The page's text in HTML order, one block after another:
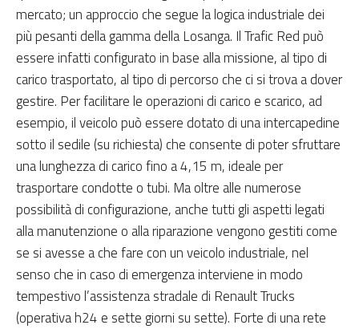
mercato; un approccio che segue la logica industriale dei
più pesanti della gamma della Losanga. Il Trafic Red può
essere infatti configurato in base alla missione, al tipo di
carico trasportato, al tipo di percorso che ci si trova a dover
gestire. Per facilitare le operazioni di carico e scarico, ad
esempio, il veicolo può essere dotato di una intercapedine
sotto il sedile (su richiesta) che consente di poter sfruttare
una lunghezza di carico fino a 4,15 m, ideale per
trasportare condotte o tubi. Ma oltre alle numerose
possibilità di configurazione, anche tutti gli aspetti legati
alla manutenzione o alla riparazione vengono gestiti come
se si avesse a che fare con un veicolo industriale, nel
senso che in caso di emergenza interviene in modo
tempestivo l’assistenza stradale di Renault Trucks
(operativa h24 e sette giorni su sette). Forte di una rete